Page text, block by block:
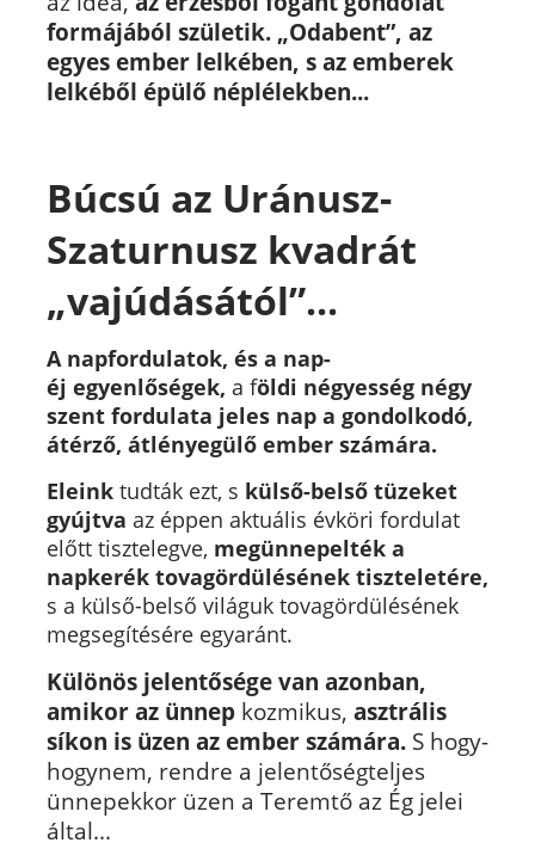
formájából születik. „Odabent”, az
egyes ember lelkében, s az emberek
lelkéből épülő néplélekben...
Búcsú az Uránusz-
Szaturnusz kvadrát
„vajúdásától”...
A napfordulatok, és a nap-
éj egyenlőségek, a földi négyesség négy
szent fordulata jeles nap a gondolkodó,
átérző, átlényegülő ember számára.
Eleinktudták ezt, s külső-belső tüzeket
gyújtva az éppen aktuális évköri fordulat
előtt tisztelegve, megünnepelték a
napkerék tovagördülésének tiszteletére,
s a külső-belső világuk tovagördülésének
megsegítésére egyaránt.
Különös jelentősége van azonban,
amikor az ünnep kozmikus, asztrális
síkon is üzen az ember számára. S hogy-
hogynem, rendre a jelentőségteljes
ünnepekkor üzen a Teremtő az Ég jelei
által...